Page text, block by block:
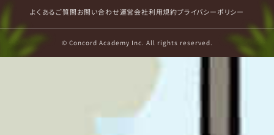
よくあるご質問お問い合わせ運営会社利用規約プライバシーポリシー
© Concord Academy Inc. All rights reserved.